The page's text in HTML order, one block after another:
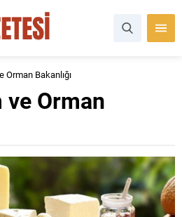
Orman Bakanlığı
ve Orman